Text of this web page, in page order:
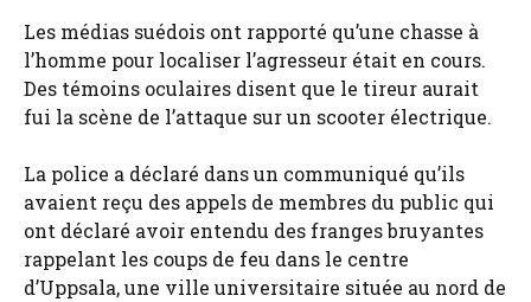
Les médias suédois ont rapporté qu’une chasse à
l’homme pour localiser l’agresseur était en cours.
Des témoins oculaires disent que le tireur aurait
fui la scène de l’attaque sur un scooter électrique.
La police a déclaré dans un communiqué qu’ils
avaient reçu des appels de membres du public qui
ont déclaré avoir entendu des franges bruyantes
rappelant les coups de feu dans le centre
d’Uppsala, une ville universitaire située au nord de